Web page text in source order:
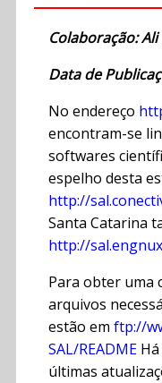
Colaboração: Ali
Data de
No endereço
encontram-se
softwares
espelho desta
http://
Santa Catarina
http://
Para obter uma
arquivos
estão em ftp://
SAL/README
últimas